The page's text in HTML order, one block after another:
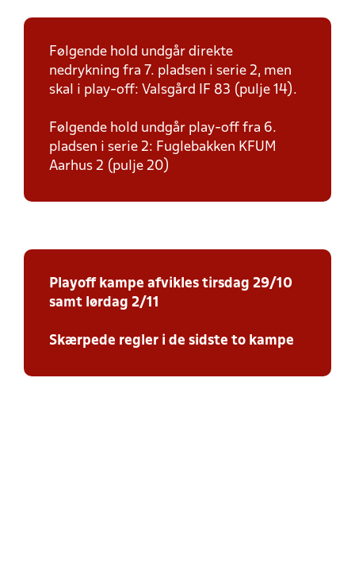
Følgende hold undgår direkte
nedrykning fra 7. pladsen i serie 2, men
skal i play-off: Valsgård IF 83 (pulje 14).
Følgende hold undgår play-off fra 6.
pladsen i serie 2: Fuglebakken KFUM
Aarhus 2 (pulje 20)
Playoff kampe afvikles tirsdag 29/10
samt lørdag 2/11
Skærpede regler i de sidste to kampe